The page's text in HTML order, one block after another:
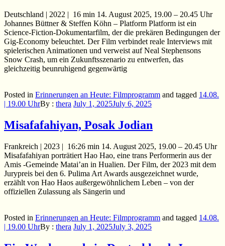
Deutschland | 2022 | 16 min 14. August 2025, 19.00 – 20.45 Uhr
Johannes Büttner & Steffen Köhn – Platform Platform ist ein
Science-Fiction-Dokumentarfilm, der die prekären Bedingungen der
Gig-Economy beleuchtet. Der Film verbindet reale Interviews mit
spielerischen Animationen und verweist auf Neal Stephensons
Snow Crash, um ein Zukunftsszenario zu entwerfen, das
gleichzeitig beunruhigend gegenwärtig
Posted in Erinnerungen an Heute: Filmprogramm and tagged 14.08.
| 19.00 UhrBy : thera July 1, 2025July 6, 2025
Misafafahiyan, Posak Jodian
Frankreich | 2023 | 16:26 min 14. August 2025, 19.00 – 20.45 Uhr
Misafafahiyan porträtiert Hao Hao, eine trans Performerin aus der
Amis -Gemeinde Matai’an in Hualien. Der Film, der 2023 mit dem
Jurypreis bei den 6. Pulima Art Awards ausgezeichnet wurde,
erzählt von Hao Haos außergewöhnlichem Leben – von der
offiziellen Zulassung als Sängerin und
Posted in Erinnerungen an Heute: Filmprogramm and tagged 14.08.
| 19.00 UhrBy : thera July 1, 2025July 3, 2025